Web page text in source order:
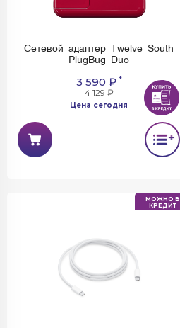
Сетевой адаптер Twelve South
PlugBug Duo
3 590 ₽*
4 129 ₽
Цена сегодня
МОЖНО В
КРЕДИТ